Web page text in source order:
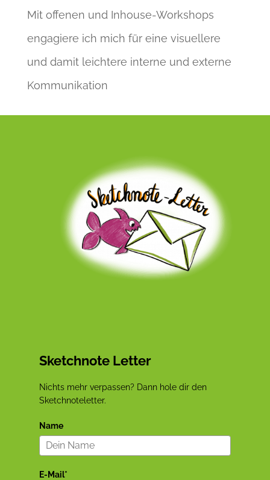
Mit offenen und Inhouse-Workshops
engagiere ich mich für eine visuellere
und damit leichtere interne und externe
Kommunikation
Sketchnote Letter
Nichts mehr verpassen? Dann hole dir den
Sketchnoteletter.
Name
E-Mail*